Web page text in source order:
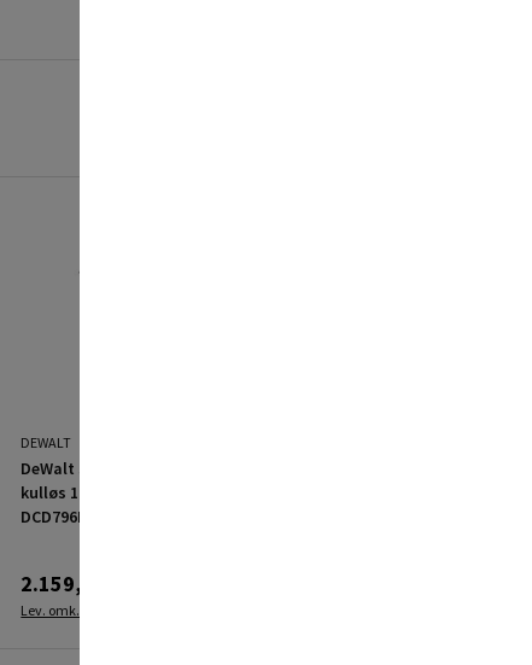
DEWALT
DeWalt slagboremaskine
kulløs 18V 2,0Ah XR Li-Ion
DCD796D2 m/batteri &
2.159,00 kr.
Lev. omk. tillægges